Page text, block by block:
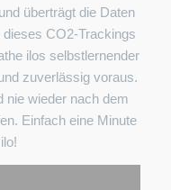
überträgt die Daten
CO2-Trackings
ilos selbstlernender
zuverlässig voraus.
nie wieder nach dem
Einfach eine Minute